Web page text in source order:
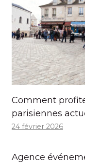
Comment
parisiennes
24 février 2026
Agence